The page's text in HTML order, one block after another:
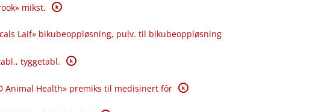
mikst. K
Laif» bikubeoppløsning, pulv. til bikubeoppløsning
tyggetabl. K
Animal Health» premiks til medisinert fôr K